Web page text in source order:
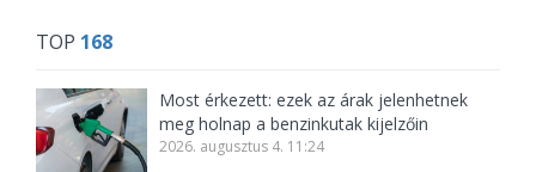
TOP 168
Most érkezett: ezek az árak jelenhetnek
meg holnap a benzinkutak kijelzőin
2026. augusztus 4. 11:24